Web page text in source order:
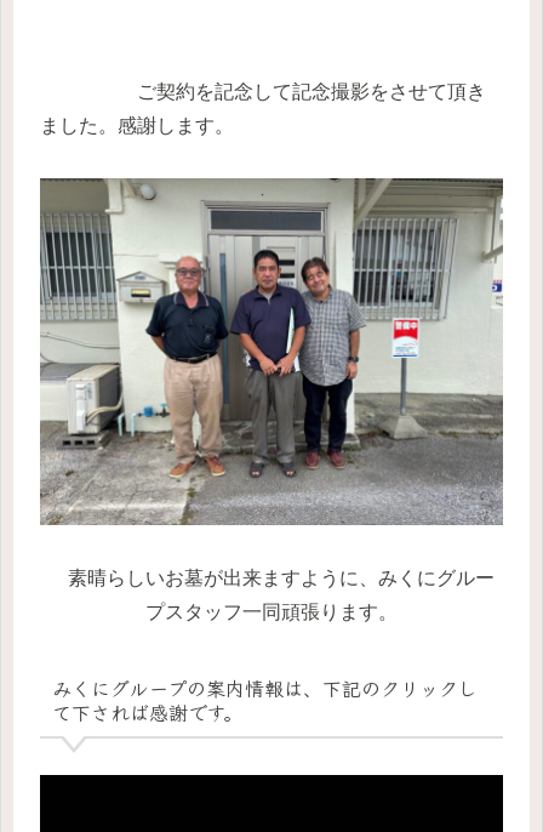
ご契約を記念して記念撮影をさせて頂き
ました。感謝します。
素晴らしいお墓が出来ますように、みくにグルー
プスタッフ一同頑張ります。
みくにグループの案内情報は、下記のクリックし
て下されば感謝です。